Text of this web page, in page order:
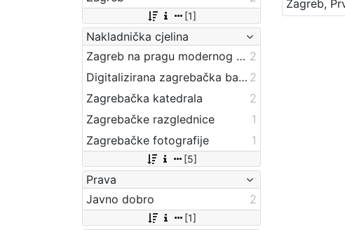
[1]
Nakladnička cjelina
Zagreb na pragu modernog doba 2
Digitalizirana zagrebačka baština 2
Zagrebačka katedrala
2
Zagrebačke razglednice
1
Zagrebačke fotografije
1
[5]
Prava
Javno dobro
2
[1]